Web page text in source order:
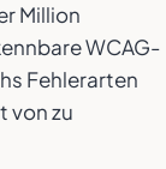
Million
WCAG-
Fehlerarten
von zu